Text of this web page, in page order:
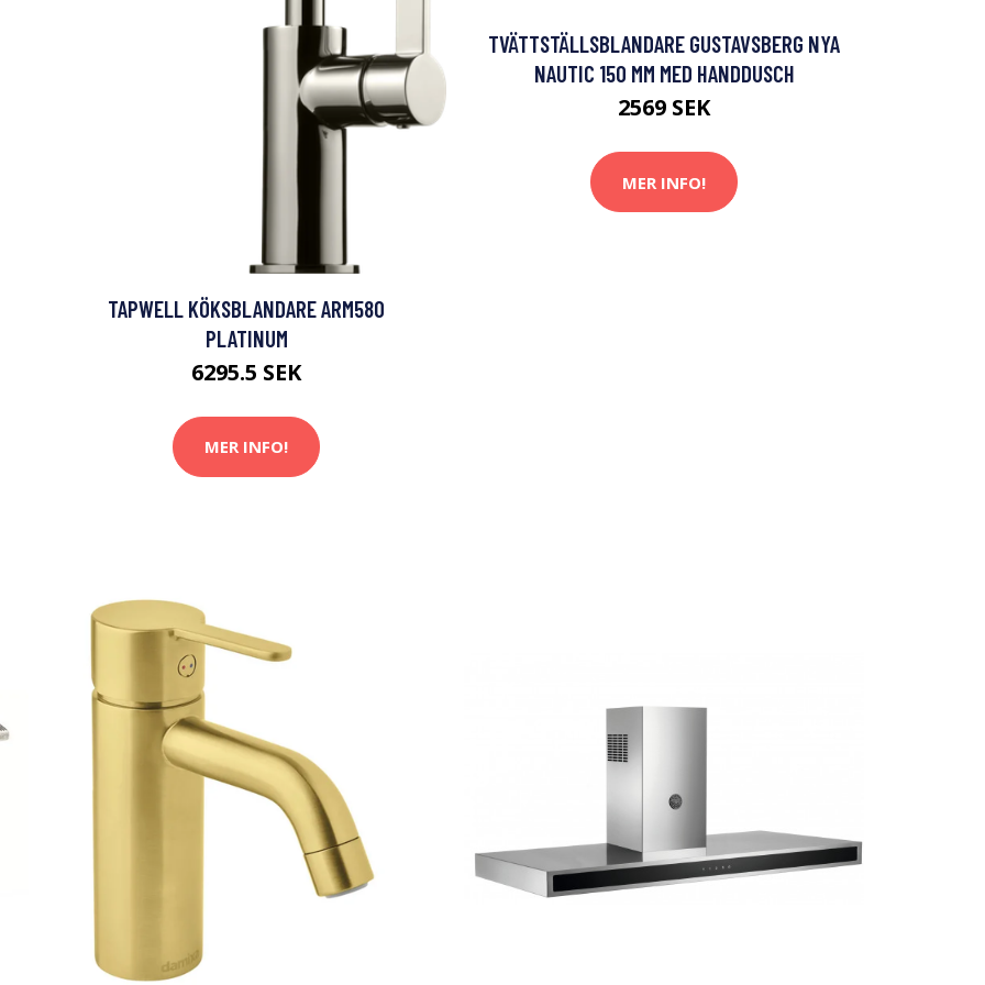
TAPWELL KÖKSBLANDARE ARM580
PLATINUM
6295.5 SEK
MER INFO!
TVÄTTSTÄLLSBLANDARE GUSTAVSBERG NYA
NAUTIC 150 MM MED HANDDUSCH
2569 SEK
MER INFO!